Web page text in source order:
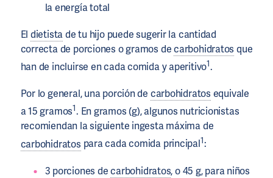
la energía total
El dietistade tu hijo puede sugerir la cantidad
correcta de porciones o gramos decarbohidratos que
han de incluirse en cada comida y aperitivo1.
Por lo general, una porción de carbohidratos equivale
a 15 gramos1. En gramos (g), algunos nutricionistas
recomiendan la siguiente ingesta máxima de
carbohidratos para cada comida principal1:
3 porciones decarbohidratos, o 45 g, para niños